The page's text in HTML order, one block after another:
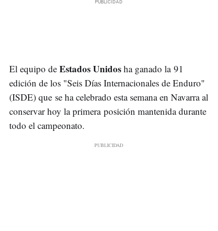
El equipo de Estados Unidos ha ganado la 91
edición de los "Seis Días Internacionales de Enduro"
(ISDE) que se ha celebrado esta semana en Navarra al
conservar hoy la primera posición mantenida durante
todo el campeonato.